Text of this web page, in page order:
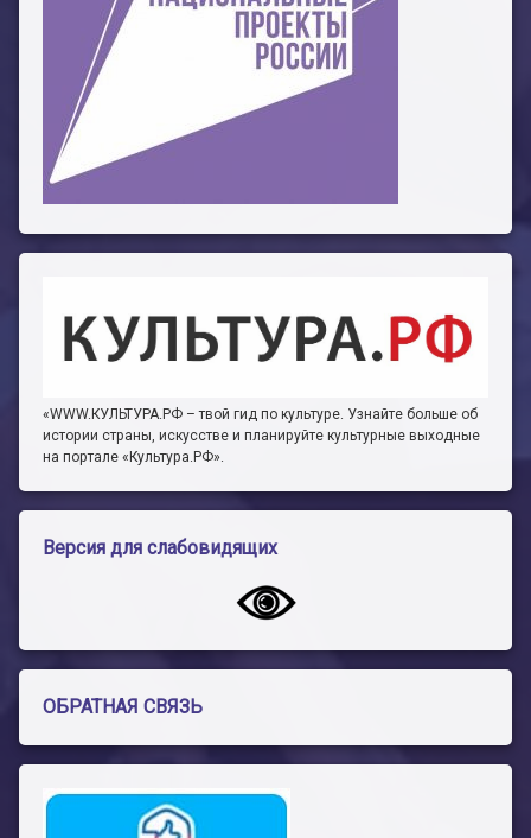
«WWW.КУЛЬТУРА.РФ – твой гид по культуре. Узнайте больше об
истории страны, искусстве и планируйте культурные выходные
на портале «Культура.РФ».
Версия для слабовидящих
ОБРАТНАЯ СВЯЗЬ